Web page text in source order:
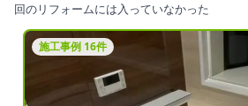
回のリフォームには入っていなかった
施工事例 16件